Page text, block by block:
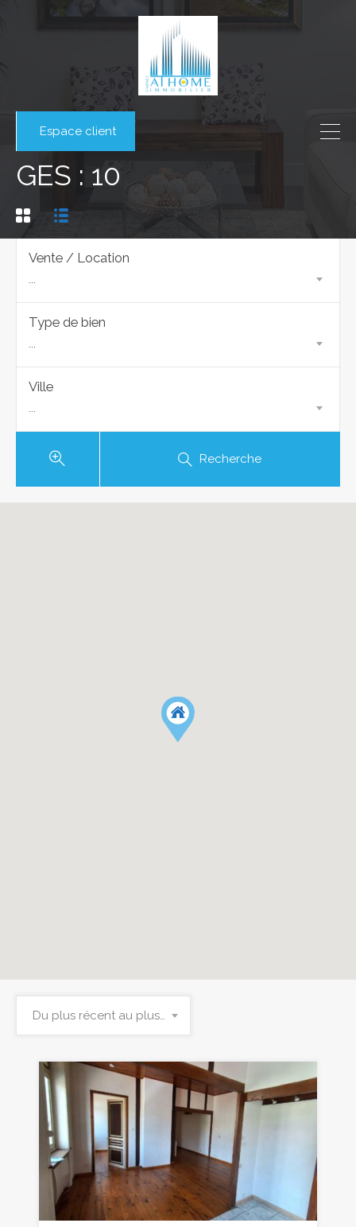
Espace client
GES : 10
Vente / Location
...
Type de bien
...
Ville
...
Recherche
Du plus récent au plus ancien